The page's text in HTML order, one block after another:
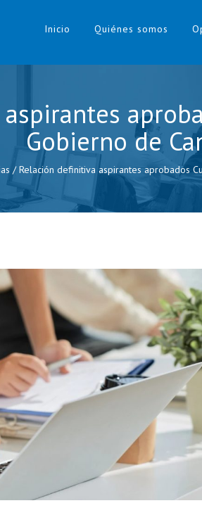
Inicio Quiénes somos
Gobierno de
/Relación definitiva aspirantes aprobados